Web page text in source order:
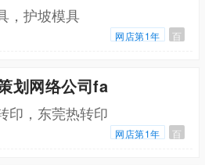
，护坡模具
网店第1年 百
划网络公司fa
印，东莞热转印
网店第1年 百